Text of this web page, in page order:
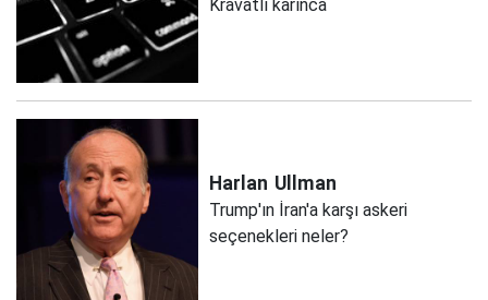
Kravatlı karınca
Harlan Ullman
Trump'ın İran'a karşı askeri
seçenekleri neler?